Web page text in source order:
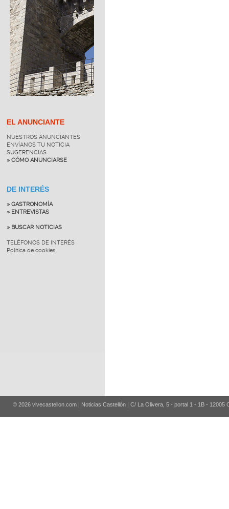
EL ANUNCIANTE
NUESTROS ANUNCIANTES
ENVÍANOS TU NOTICIA
SUGERENCIAS
» CÓMO ANUNCIARSE
DE INTERÉS
» GASTRONOMÍA
» ENTREVISTAS
» BUSCAR NOTICIAS
TELÉFONOS DE INTERÉS
Política de cookies
© 2026 vivecastellon.com | Noticias Castellón | C/ La Olivera, 5 - portal 1 - 1B - 12005